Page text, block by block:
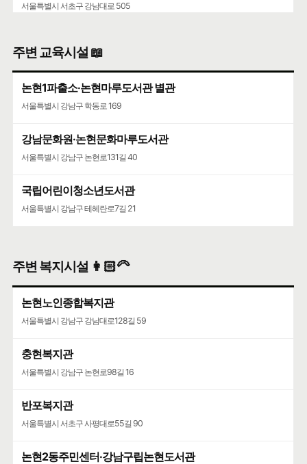
서울특별시 서초구 강남대로 505
주변 교육시설 📖
논현1파출소·논현마루도서관 별관
서울특별시 강남구 학동로 169
강남문화원·논현문화마루도서관
서울특별시 강남구 논현로131길 40
국립어린이청소년도서관
서울특별시 강남구 테헤란로7길 21
주변 복지시설 👩🏻‍🦳
논현노인종합복지관
서울특별시 강남구 강남대로128길 59
충현복지관
서울특별시 강남구 논현로98길 16
반포복지관
서울특별시 서초구 사평대로55길 90
논현2동주민센터·강남구립논현도서관